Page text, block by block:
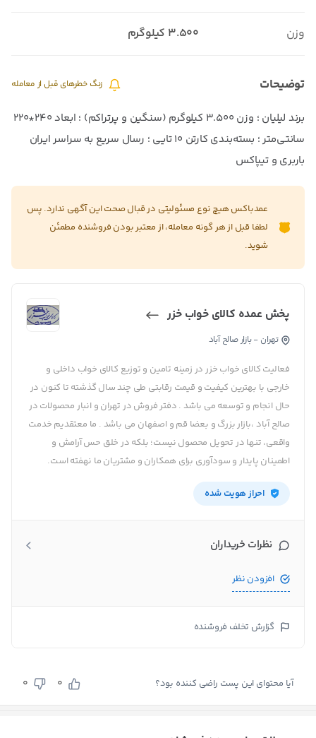
وزن ۳.۵۰۰ کیلوگرم
توضیحات زنگ خطرهای قبل از معامله
برند لیلیان ؛ وزن ۳.۵۰۰ کیلوگرم (سنگین و پرتراکم) ؛ ابعاد ۲۴۰*۲۲۰
سانتی‌متر ؛ بسته‌بندی کارتن ۱۰ تایی ؛ رسال سریع به سراسر ایران
باربری و تیپاکس
عمدباکس هیچ نوع مسئولیتی در قبال صحت این آگهی ندارد. پس
لطفا قبل از هر گونه معامله، از معتبر بودن فروشنده مطمئن
شوید.
پخش عمده کالای خواب خزر
تهران - بازار صالح آباد
فعالیت کالای خواب خزر در زمینه تامین و توزیع کالای خواب داخلی و
خارجی با بهترین کیفیت و قیمت رقابتی طی چند سال گذشته تا کنون در
حال انجام و توسعه می باشد . دفتر فروش در تهران و انبار محصولات در
صالح آباد ،بازار بزرگ و بعضا قم و اصفهان می باشد . ما معتقدیم خدمت
واقعی، تنها در تحویل محصول نیست؛ بلکه در خلق حس آرامش و
اطمینان پایدار و سودآوری برای همکاران و مشتریان ما نهفته است.
احراز هویت شده
نظرات خریداران
افزودن نظر
گزارش تخلف فروشنده
آیا محتوای این پست راضی کننده بود؟ 0
0